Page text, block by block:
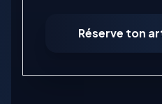
Réserve ton